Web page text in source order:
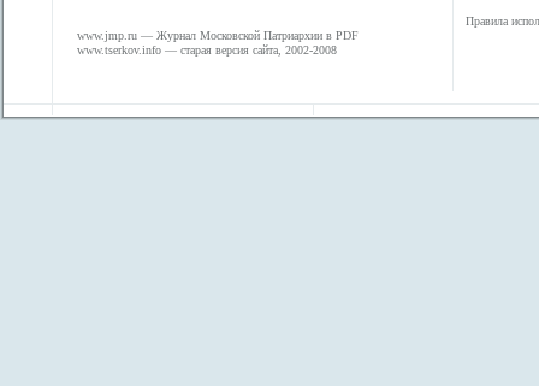
www.jmp.ru — Журнал Московской Патриархии в PDF
www.tserkov.info — старая версия сайта, 2002-2008
Правила